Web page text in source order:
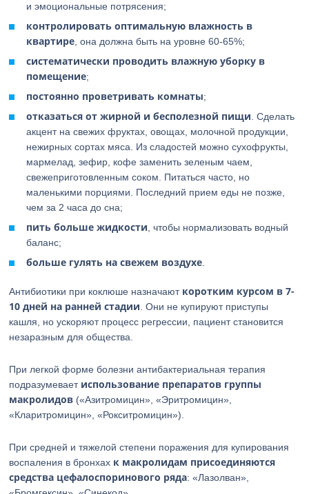
и эмоциональные потрясения;
контролировать оптимальную влажность в
квартире , она должна быть на уровне 60-65%;
систематически проводить влажную уборку в
помещение;
постоянно проветривать комнаты;
отказаться от жирной и бесполезной пищи . Сделать
акцент на свежих фруктах, овощах, молочной продукции,
нежирных сортах мяса. Из сладостей можно сухофрукты,
мармелад, зефир, кофе заменить зеленым чаем,
свежеприготовленным соком. Питаться часто, но
маленькими порциями. Последний прием еды не позже,
чем за 2 часа до сна;
пить больше жидкости , чтобы нормализовать водный
баланс;
больше гулять на свежем воздухе
Антибиотики при коклюше назначают коротким курсом в 7-
10 дней на ранней стадии . Они не купируют приступы
кашля, но ускоряют процесс регрессии, пациент становится
незаразным для общества.
При легкой форме болезни антибактериальная терапия
подразумевает использование препаратов группы
макролидов («Азитромицин», «Эритромицин»,
«Кларитромицин», «Рокситромицин»).
При средней и тяжелой степени поражения для купирования
воспаления в бронхах к макролидам присоединяются
средства цефалоспоринового ряда: «Лазолван»,